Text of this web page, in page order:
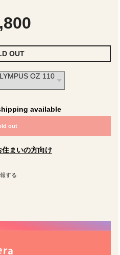
OUT
available
out
住まいの方向け
する